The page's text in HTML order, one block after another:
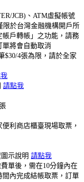
JCB)、ATM虛擬帳號
限於台灣金融機構開戶所
戶轉帳」之功能，請務
將會自動取消
$30/4張為限，請於全家
請點我
利商店櫃臺現場取票，
示說明 請點我
單後，需在10分鐘內在
內完成結帳取票，訂單